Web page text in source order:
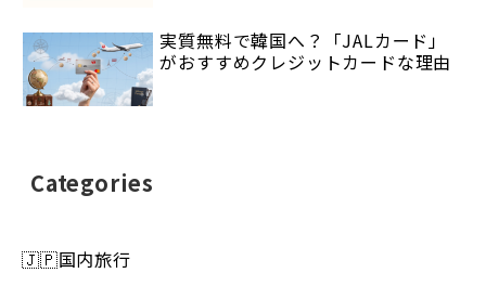
実質無料で韓国へ？「JALカード」
がおすすめクレジットカードな理由
Categories
🇯🇵国内旅行